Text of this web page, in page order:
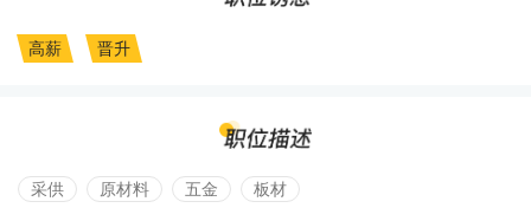
高薪 晋升
采供 原材料 五金 板材